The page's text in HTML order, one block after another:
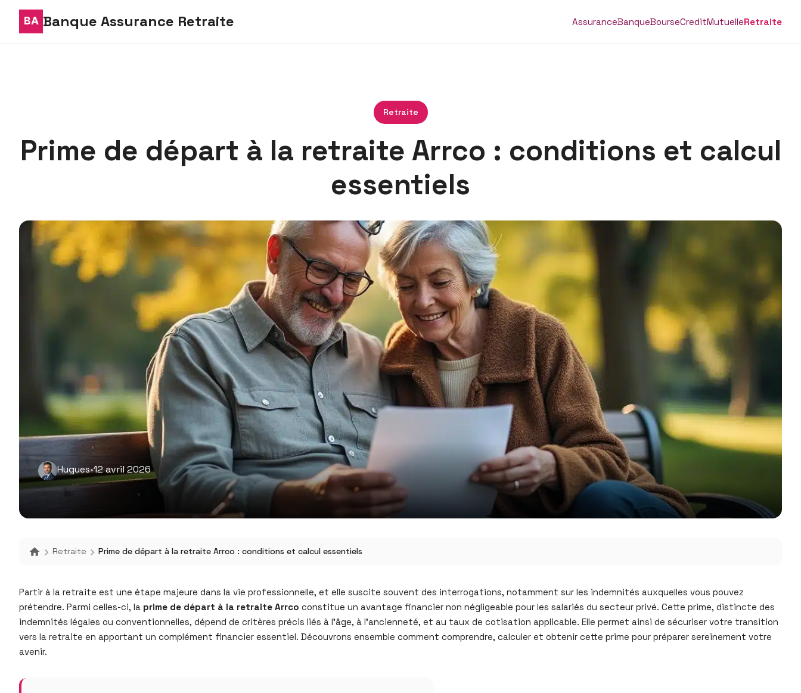
Banque Assurance Retraite AssuranceBanqueBourseCreditMutuelleRetraite
Retraite
Prime de départ à la retraite Arrco : conditions et calcul
essentiels
Hugues•12 avril 2026
Retraite Prime de départ à la retraite Arrco : conditions et calcul essentiels
Partir à la retraite est une étape majeure dans la vie professionnelle, et elle suscite souvent des interrogations, notamment sur les indemnités auxquelles vous pouvez
prétendre. Parmi celles-ci, la prime de départ à la retraite Arrco constitue un avantage financier non négligeable pour les salariés du secteur privé. Cette prime, distincte des
indemnités légales ou conventionnelles, dépend de critères précis liés à l’âge, à l’ancienneté, et au taux de cotisation applicable. Elle permet ainsi de sécuriser votre transition
vers la retraite en apportant un complément financier essentiel. Découvrons ensemble comment comprendre, calculer et obtenir cette prime pour préparer sereinement votre
avenir.